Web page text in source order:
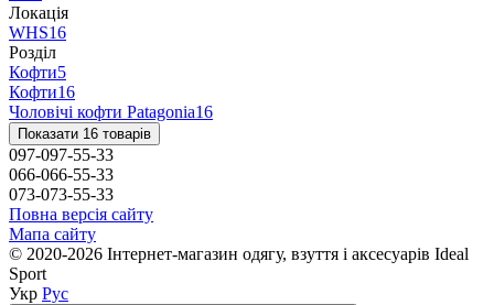
Локація
WHS16
Розділ
Кофти5
Кофти16
Чоловічі кофти Patagonia16
Показати 16 товарів
097-097-55-33
066-066-55-33
073-073-55-33
Повна версія сайту
Мапа сайту
© 2020-2026 Інтернет-магазин одягу, взуття і аксесуарів Ideal
Sport
Укр Рус